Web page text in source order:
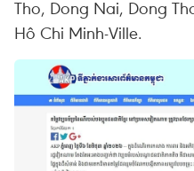
Tho, Dong Nai, Dong
Hô Chi Minh-Ville.